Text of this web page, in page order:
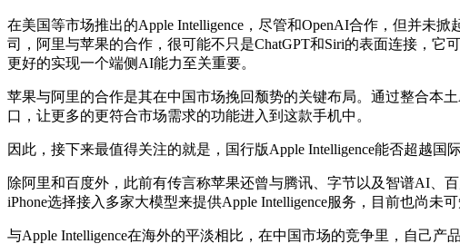
在美国等市场推出的Apple Intelligence，尽管和OpenAI合作，但并未
司，阿里与苹果的合作，很可能不只是ChatGPT和Siri的表面连接，
更好的实现一个端侧AI能力至关重要。
苹果与阿里的合作是其在中国市场挽回颓势的关键布局。通过整合本
口，让更多的更符合市场需求的功能进入到这款手机中。
因此，接下来最值得关注的就是，国行版Apple Intelligence能否超越国
除阿里和百度外，此前有传言称苹果还曾与腾讯、字节以及智谱AI、
iPhone选择接入多家大模型来提供Apple Intelligence服务，目前也尚未可
与Apple Intelligence在海外的平淡相比，在中国市场的竞争里，自己